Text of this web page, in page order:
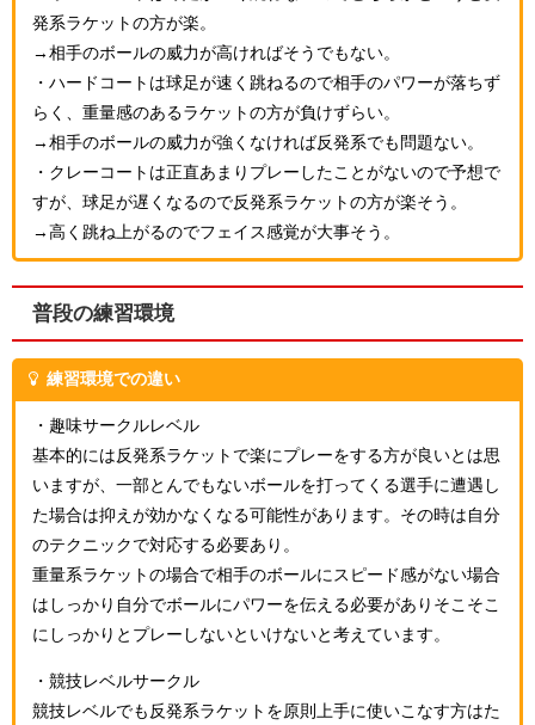
発系ラケットの方が楽。
→相手のボールの威力が高ければそうでもない。
・ハードコートは球足が速く跳ねるので相手のパワーが落ちず
らく、重量感のあるラケットの方が負けずらい。
→相手のボールの威力が強くなければ反発系でも問題ない。
・クレーコートは正直あまりプレーしたことがないので予想で
すが、球足が遅くなるので反発系ラケットの方が楽そう。
→高く跳ね上がるのでフェイス感覚が大事そう。
普段の練習環境
練習環境での違い
・趣味サークルレベル
基本的には反発系ラケットで楽にプレーをする方が良いとは思
いますが、一部とんでもないボールを打ってくる選手に遭遇し
た場合は抑えが効かなくなる可能性があります。その時は自分
のテクニックで対応する必要あり。
重量系ラケットの場合で相手のボールにスピード感がない場合
はしっかり自分でボールにパワーを伝える必要がありそこそこ
にしっかりとプレーしないといけないと考えています。
・競技レベルサークル
競技レベルでも反発系ラケットを原則上手に使いこなす方はた